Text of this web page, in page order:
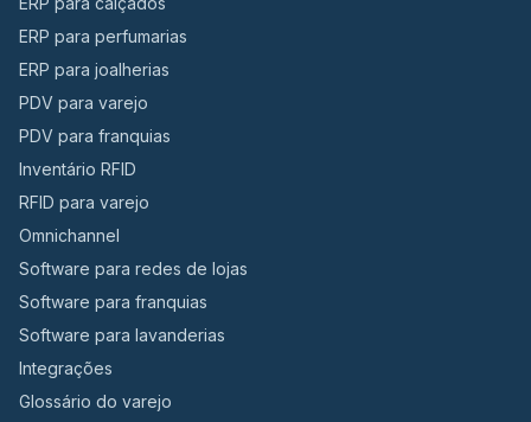
ERP para perfumarias
ERP para joalherias
PDV para varejo
PDV para franquias
Inventário RFID
RFID para varejo
Omnichannel
Software para redes de lojas
Software para franquias
Software para lavanderias
Integrações
Glossário do varejo